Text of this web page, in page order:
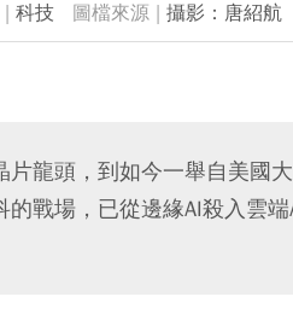
科技 攝影：唐紹航
龍頭，到如今一舉自美國
戰場，已從邊緣AI殺入雲